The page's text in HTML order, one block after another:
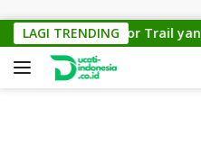
LAGI TRENDING
150: Motor Trail yang